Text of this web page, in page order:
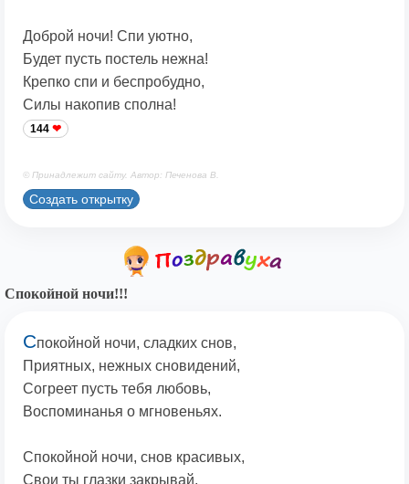
Доброй ночи! Спи уютно,
Будет пусть постель нежна!
Крепко спи и беспробудно,
Силы накопив сполна!
144
© Принадлежит сайту. Автор: Печенова В.
Создать открытку
Спокойной ночи!!!
Спокойной ночи, сладких снов,
Приятных, нежных сновидений,
Согреет пусть тебя любовь,
Воспоминанья о мгновеньях.
Спокойной ночи, снов красивых,
Свои ты глазки закрывай,